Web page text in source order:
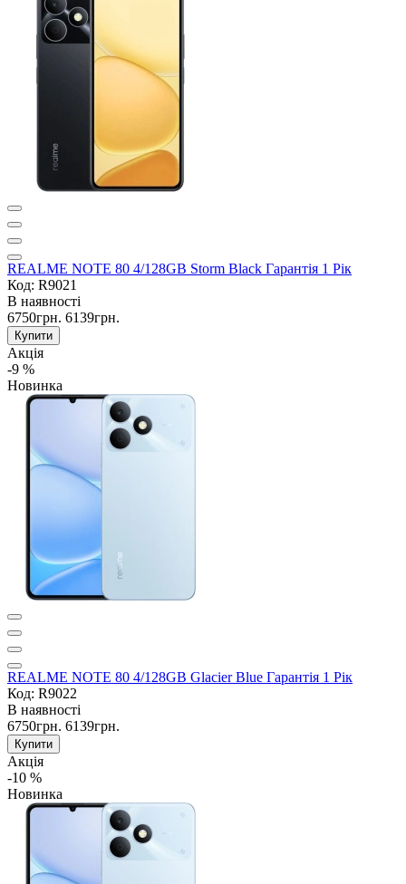
REALME NOTE 80 4/128GB Storm Black Гарантія 1 Рік
Код: R9021
В наявності
6750грн. 6139грн.
Купити
Акція
-9 %
Новинка
REALME NOTE 80 4/128GB Glacier Blue Гарантія 1 Рік
Код: R9022
В наявності
6750грн. 6139грн.
Купити
Акція
-10 %
Новинка